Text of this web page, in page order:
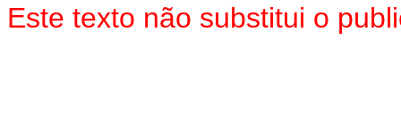
Este texto não substitui o